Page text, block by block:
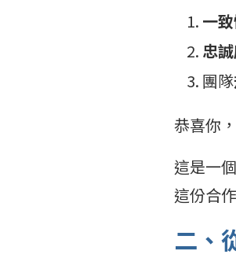
一
忠
團隊
恭喜你
這是一
這份合
二、